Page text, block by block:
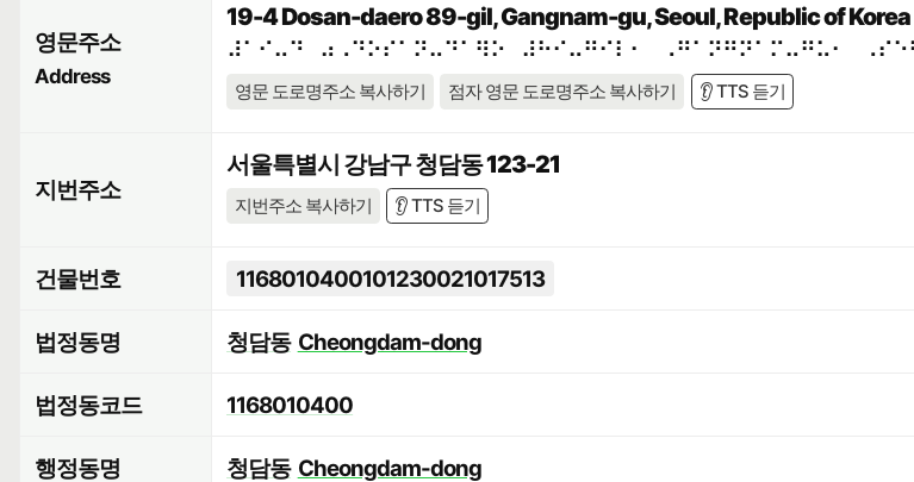
영문주소
Address
19-4 Dosan-daero 89-gil, Gangnam-gu, Seoul, Republic of Korea
영문 도로명주소 복사하기 점자 영문 도로명주소 복사하기 👂 TTS 듣기
지번주소
서울특별시 강남구 청담동 123-21
지번주소 복사하기 👂 TTS 듣기
건물번호 1168010400101230021017513
법정동명 청담동 Cheongdam-dong
법정동코드 1168010400
행정동명 청담동 Cheongdam-dong